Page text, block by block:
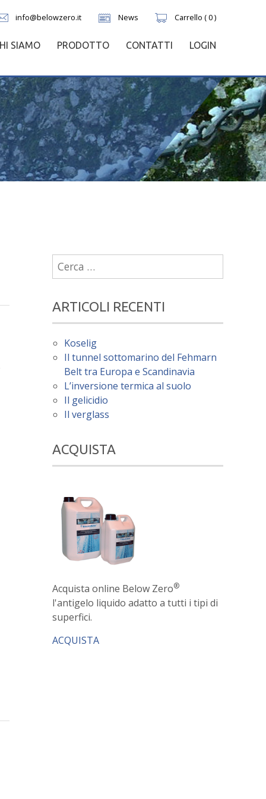
info@belowzero.it News Carrello ( 0 )
SIAMO PRODOTTO CONTATTI LOGIN
Ricerca
per:
ARTICOLI RECENTI
Koselig
Il tunnel sottomarino del Fehmarn
Belt tra Europa e Scandinavia
L’inversione termica al suolo
Il gelicidio
Il verglass
ACQUISTA
Acquista online Below Zero®
l'antigelo liquido adatto a tutti i tipi di
superfici.
ACQUISTA